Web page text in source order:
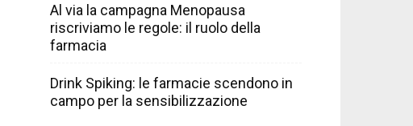
Al via la campagna Menopausa
riscriviamo le regole: il ruolo della
farmacia
Drink Spiking: le farmacie scendono in
campo per la sensibilizzazione